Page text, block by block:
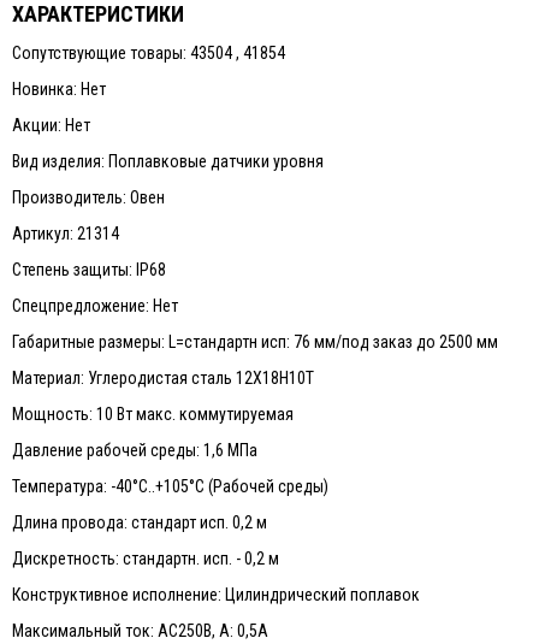
ХАРАКТЕРИСТИКИ
Сопутствующие товары: 43504 , 41854
Новинка: Нет
Акции: Нет
Вид изделия: Поплавковые датчики уровня
Производитель: Овен
Артикул: 21314
Степень защиты: IP68
Спецпредложение: Нет
Габаритные размеры: L=стандартн исп: 76 мм/под заказ до 2500 мм
Материал: Углеродистая сталь 12Х18Н10Т
Мощность: 10 Вт макс. коммутируемая
Давление рабочей среды: 1,6 МПа
Температура: -40°С..+105°С (Рабочей среды)
Длина провода: стандарт исп. 0,2 м
Дискретность: стандартн. исп. - 0,2 м
Конструктивное исполнение: Цилиндрический поплавок
Максимальный ток: АС250В, А: 0,5А